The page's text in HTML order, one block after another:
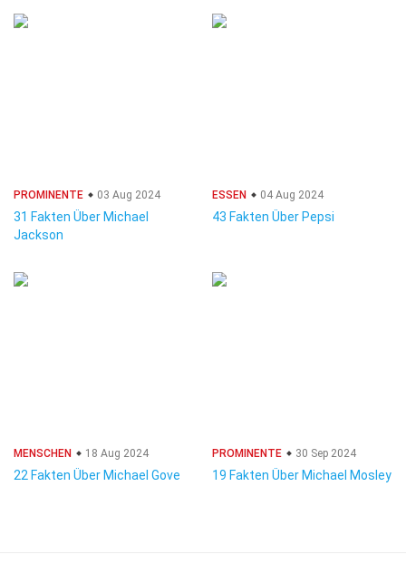
PROMINENTE 03 Aug 2024
31 Fakten Über Michael
Jackson
ESSEN 04 Aug 2024
43 Fakten Über Pepsi
MENSCHEN 18 Aug 2024
22 Fakten Über Michael Gove
PROMINENTE 30 Sep 2024
19 Fakten Über Michael Mosley